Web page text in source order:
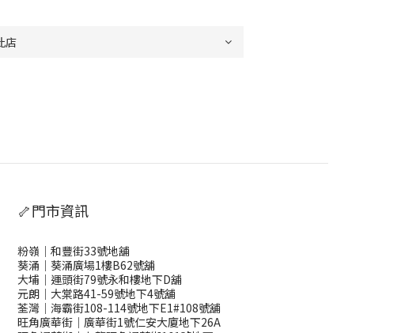
🦴門市資訊
粉嶺｜和豐街33號地舖
葵涌｜葵涌廣場1樓B62號舖
大埔｜運頭街79號永和樓地下D舖
元朗｜大棠路41-59號地下4號舖
荃灣｜海霸街108-114號地下E1#108號舖
旺角廣華街｜廣華街1號仁安大廈地下26A